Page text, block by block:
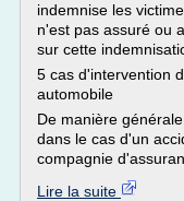
indemnise les
n'est pas assuré ou
sur cette
5 cas d'intervention
automobile
De manière
dans le cas d'un
compagnie
Lire la suite